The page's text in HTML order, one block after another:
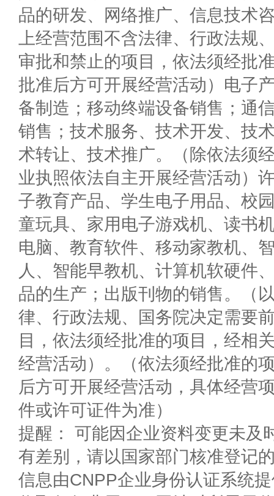
品的研发、网络推广、信息技术
上经营范围不含法律、行政法规
审批和禁止的项目，依法须经批
批准后方可开展经营活动）电子
备制造；移动终端设备销售；通
销售；技术服务、技术开发、技
术转让、技术推广。（除依法须
业执照依法自主开展经营活动）
子教育产品、学生电子用品、校
童玩具、家用电子游戏机、读书
电脑、教育软件、移动家教机、
人、智能早教机、计算机软硬件
品的生产；出版刊物的销售。（
律、行政法规、国务院决定需要
目，依法须经批准的项目，经相
经营活动）。（依法须经批准的
后方可开展经营活动，具体经营
件或许可证件为准）
提醒： 可能因企业资料变更未及
有差别，请以国家部门核准登记
信息由CNPP企业身份认证系统